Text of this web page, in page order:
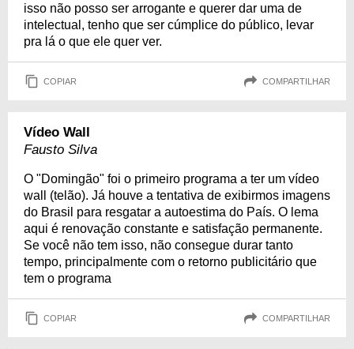
isso não posso ser arrogante e querer dar uma de
intelectual, tenho que ser cúmplice do público, levar
pra lá o que ele quer ver.
COPIAR COMPARTILHAR
Vídeo Wall
Fausto Silva
O "Domingão" foi o primeiro programa a ter um vídeo
wall (telão). Já houve a tentativa de exibirmos imagens
do Brasil para resgatar a autoestima do País. O lema
aqui é renovação constante e satisfação permanente.
Se você não tem isso, não consegue durar tanto
tempo, principalmente com o retorno publicitário que
tem o programa
COPIAR COMPARTILHAR